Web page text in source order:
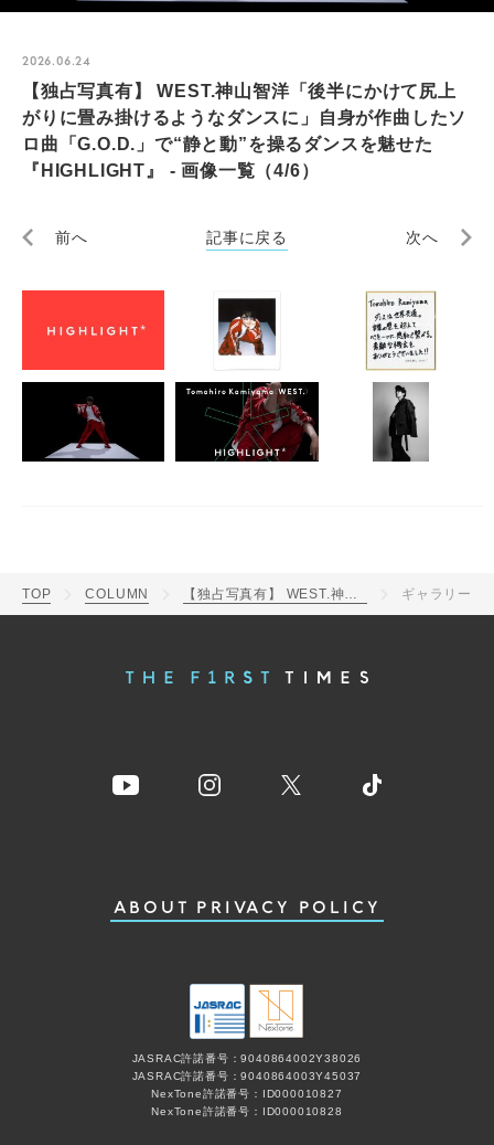
2026.06.24
【独占写真有】 WEST.神山智洋「後半にかけて尻上
がりに畳み掛けるようなダンスに」自身が作曲したソ
ロ曲「G.O.D.」で“静と動”を操るダンスを魅せた
『HIGHLIGHT』 - 画像一覧（4/6）
前へ 記事に戻る 次へ
TOP COLUMN ギャラリー
ABOUT PRIVACY POLICY
JASRAC許諾番号：9040864002Y38026
JASRAC許諾番号：9040864003Y45037
NexTone許諾番号：ID000010827
NexTone許諾番号：ID000010828